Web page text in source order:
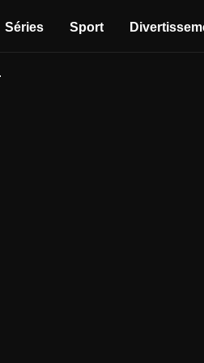
Séries Sport